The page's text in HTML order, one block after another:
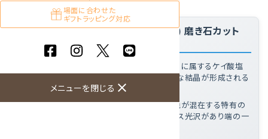
場面に合わせた
ギフトラッピング対応
メニューを閉じる close
「モザンビーク産アマゾナイト(天河石) 磨き石カット
107g」の特徴
: 微斜長石(マイクロクリン)に属するケイ酸塩
鉱物で、ペグマタイト中に産出し比較的大きな結晶が形成される
ことが多い
この磨き石の特徴: 濃淡のある青緑色と白色が混在する特有の
斑模様を持つ多面体カットで、劈開面にガラス光沢があり端の一